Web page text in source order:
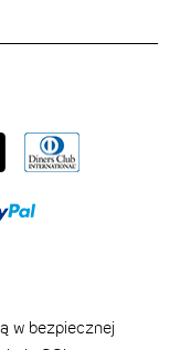
w bezpiecznej